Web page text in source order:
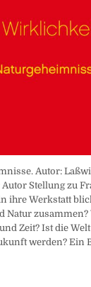
Autor:
Stellung zu
ihre Werkstatt
Natur zusammen?
Zeit? Ist die
werden? Ein